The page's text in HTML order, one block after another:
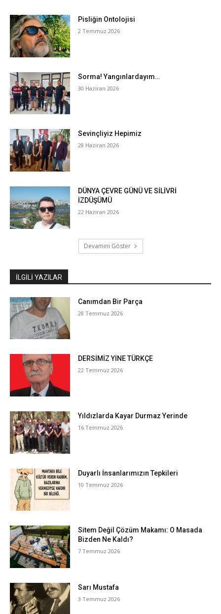
Pisliğin Ontolojisi
2 Temmuz 2026
Sorma! Yangınlardayım…
30 Haziran 2026
Sevinçliyiz Hepimiz
28 Haziran 2026
DÜNYA ÇEVRE GÜNÜ VE SİLİVRİ
İZDÜŞÜMÜ
22 Haziran 2026
Devamını Göster
İLGILI YAZILAR
Canımdan Bir Parça
28 Temmuz 2026
DERSİMİZ YİNE TÜRKÇE
22 Temmuz 2026
Yıldızlarda Kayar Durmaz Yerinde
16 Temmuz 2026
Duyarlı İnsanlarımızın Tepkileri
10 Temmuz 2026
Sitem Değil Çözüm Makamı: O Masada
Bizden Ne Kaldı?
7 Temmuz 2026
Sarı Mustafa
3 Temmuz 2026